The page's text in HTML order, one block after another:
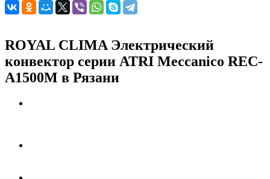
ROYAL CLIMA Электрический
конвектор серии ATRI Meccanico REC-
A1500M в Рязани